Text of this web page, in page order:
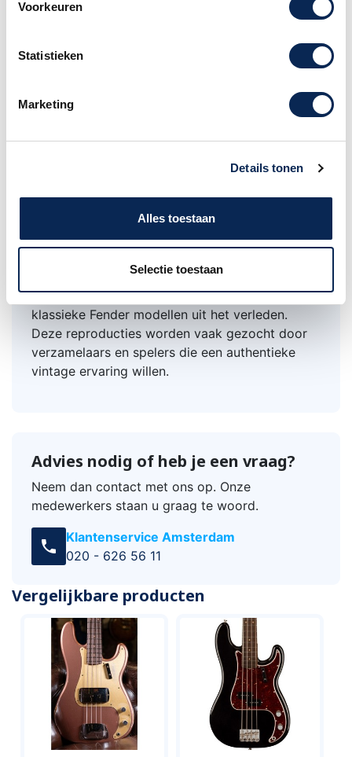
Voorkeuren
Statistieken
Marketing
Details tonen
Alles toestaan
Selectie toestaan
De Fender Custom Shop USA
Californië, Verenigde Staten, en staat bekend
gemaakte en handgemaakte (bas) gitaren voor
muzikanten over de hele wereld.
bekwame en ervaren ambachtslieden. Deze
gitaren van topkwaliteit.
ook een reputatie opgebouwd voor het maken
van historisch nauwkeurige reproducties van
klassieke Fender modellen uit het verleden.
Deze reproducties worden vaak gezocht door
verzamelaars en spelers die een authentieke
vintage ervaring willen.
Advies nodig of heb je een vraag?
Neem dan contact met ons op. Onze
medewerkers staan u graag te woord.
call
Klantenservice Amsterdam
020 - 626 56 11
Vergelijkbare producten